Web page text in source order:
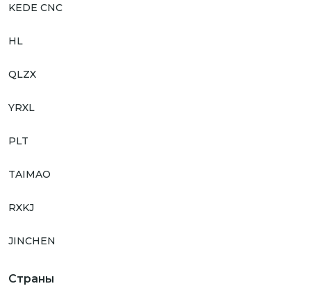
KEDE CNC
HL
QLZX
YRXL
PLT
TAIMAO
RXKJ
JINCHEN
Страны